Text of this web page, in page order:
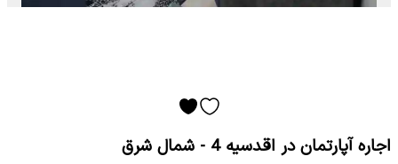
اجاره آپارتمان در اقدسیه 4 - شمال شرق